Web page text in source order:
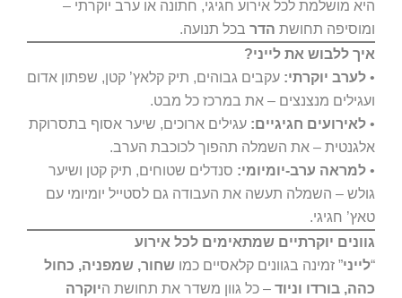
היא מושלמת לכל אירוע חגיגי, חתונה או ערב יוקרתי –
ומוסיפה תחושת הדר בכל תנועה.
איך ללבוש את לייני?
• לערב יוקרתי: עקבים גבוהים, תיק קלאץ’ קטן, שפתון אדום
ועגילים מנצנצים – את במרכז כל מבט.
• לאירועים חגיגיים: עגילים ארוכים, שיער אסוף בתסרוקת
אלגנטית – את השמלה תהפוך לכוכבת הערב.
• למראה ערב-יומיומי: סנדלים שטוחים, תיק קטן ושיער
גולש – השמלה תעשה את העבודה גם לסטייל יומיומי עם
טאץ’ חגיגי.
גוונים יוקרתיים שמתאימים לכל אירוע
“לייני” זמינה בגוונים קלאסיים כמו שחור, שמפניה, כחול
כהה, בורדו וניוד – כל גוון משדר את תחושת היוקרה